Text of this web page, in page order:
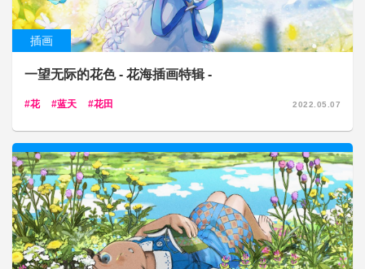
插画
一望无际的花色 - 花海插画特辑 -
花 蓝天 花田 2022.05.07